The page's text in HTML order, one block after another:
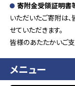
寄附金受領証明書
いただいたご寄附は
せていただきます。
皆様のあたたかいご支
メニュー